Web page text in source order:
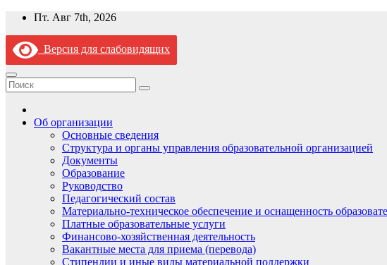
Перейти
содержимому
Пт. Авг 7th, 2026
Версия для слабовидящих
Об организации
Основные сведения
Структура и органы управления образовательной организацией
Документы
Образование
Руководство
Педагогический состав
Материально-техническое обеспечение и оснащенность
Платные образовательные услуги
Финансово-хозяйственная деятельность
Вакантные места для приема (перевода)
Стипендии и иные виды материальной поддержки